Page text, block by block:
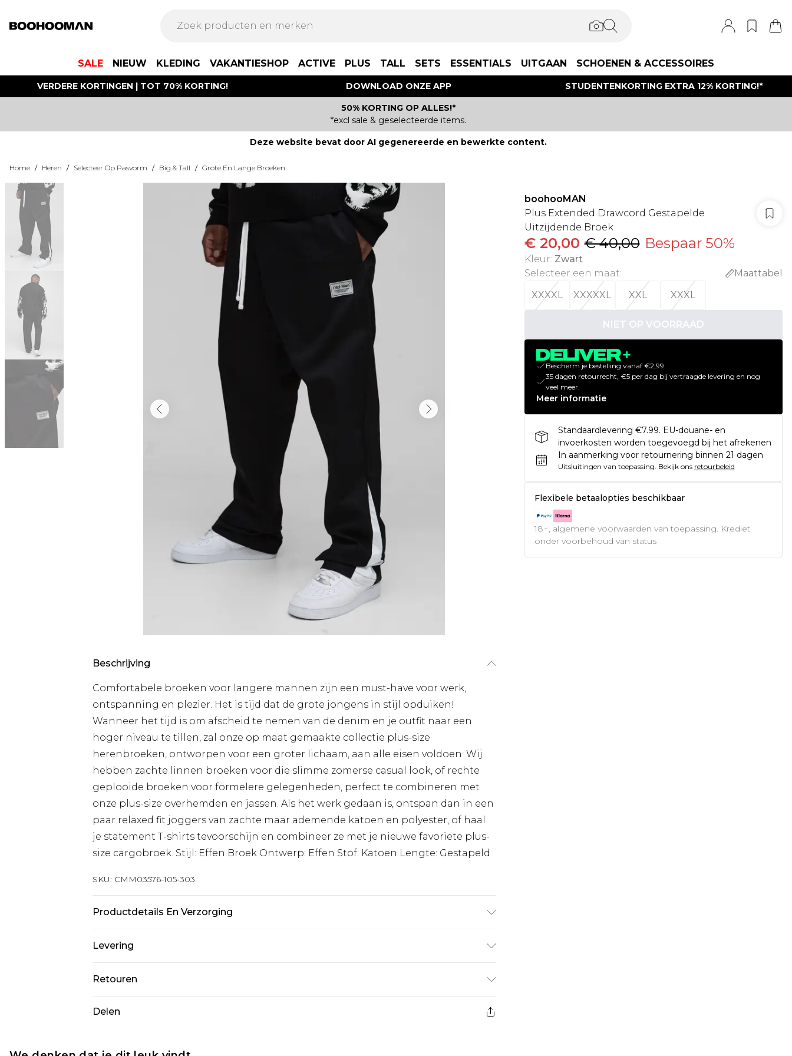
SALE NIEUW KLEDING VAKANTIESHOP ACTIVE PLUS TALL SETS ESSENTIALS UITGAAN SCHOENEN & ACCESSOIRES
VERDERE KORTINGEN | TOT 70% KORTING! DOWNLOAD ONZE APP STUDENTENKORTING EXTRA 12% KORTING!*
50% KORTING OP ALLES!*
*excl sale & geselecteerde items.
Deze website bevat door AI gegenereerde en bewerkte content.
Home / Heren / Selecteer Op Pasvorm / Big & Tall / Grote En Lange Broeken
Beschrijving
Comfortabele broeken voor langere mannen zijn een must-have voor werk,
ontspanning en plezier. Het is tijd dat de grote jongens in stijl opduiken!
Wanneer het tijd is om afscheid te nemen van de denim en je outfit naar een
hoger niveau te tillen, zal onze op maat gemaakte collectie plus-size
herenbroeken, ontworpen voor een groter lichaam, aan alle eisen voldoen. Wij
hebben zachte linnen broeken voor die slimme zomerse casual look, of rechte
geplooide broeken voor formelere gelegenheden, perfect te combineren met
onze plus-size overhemden en jassen. Als het werk gedaan is, ontspan dan in een
paar relaxed fit joggers van zachte maar ademende katoen en polyester, of haal
je statement T-shirts tevoorschijn en combineer ze met je nieuwe favoriete plus-
size cargobroek. Stijl: Effen Broek Ontwerp: Effen Stof: Katoen Lengte: Gestapeld
SKU: CMM03576-105-303
Productdetails En Verzorging
Levering
Standaardlevering Nederland
€7.99
Expressdienst Nederland
€17.99
Alle belastingen en btw binnen de eu worden door boohooman betaald.
Retouren
cosmetica, piercingsieraden, seksspeeltjes, en badkleding of lingerie als de
Delen
boohooMAN
Plus Extended Drawcord Gestapelde
Uitzijdende Broek
€ 20,00 € 40,00 Bespaar 50%
Kleur: Zwart
Selecteer een maat:
Maattabel
XXXXL
XXXXXL XXL XXXL
NIET OP VOORRAAD
Bescherm je bestelling vanaf €2,99.
35 dagen retourrecht, €5 per dag bij vertraagde levering en nog
veel meer.
Meer informatie
Standaardlevering €7.99. EU-douane- en
invoerkosten worden toegevoegd bij het afrekenen
In aanmerking voor retournering binnen 21 dagen
Uitsluitingen van toepassing. Bekijk ons retourbeleid
Flexibele betaalopties beschikbaar
18+, algemene voorwaarden van toepassing. Krediet
onder voorbehoud van status